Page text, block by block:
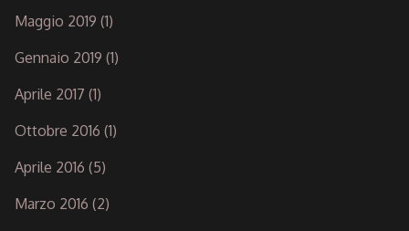
Maggio 2019 (1)
Gennaio 2019 (1)
Aprile 2017 (1)
Ottobre 2016 (1)
Aprile 2016 (5)
Marzo 2016 (2)